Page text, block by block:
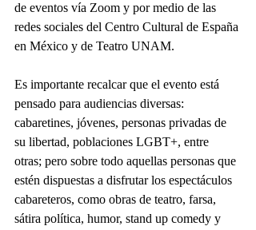
de eventos vía Zoom y por medio de las
redes sociales del Centro Cultural de España
en México y de Teatro UNAM.
Es importante recalcar que el evento está
pensado para audiencias diversas:
cabaretines, jóvenes, personas privadas de
su libertad, poblaciones LGBT+, entre
otras; pero sobre todo aquellas personas que
estén dispuestas a disfrutar los espectáculos
cabareteros, como obras de teatro, farsa,
sátira política, humor, stand up comedy y